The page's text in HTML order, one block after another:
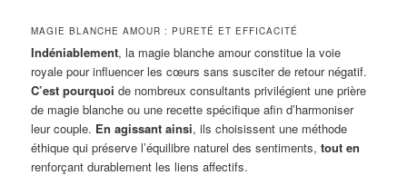
MAGIE BLANCHE AMOUR : PURETÉ ET EFFICACITÉ
Indéniablement, la magie blanche amour constitue la voie
royale pour influencer les cœurs sans susciter de retour négatif.
C’est pourquoi de nombreux consultants privilégient une prière
de magie blanche ou une recette spécifique afin d’harmoniser
leur couple. En agissant ainsi, ils choisissent une méthode
éthique qui préserve l’équilibre naturel des sentiments,tout en
renforçant durablement les liens affectifs.